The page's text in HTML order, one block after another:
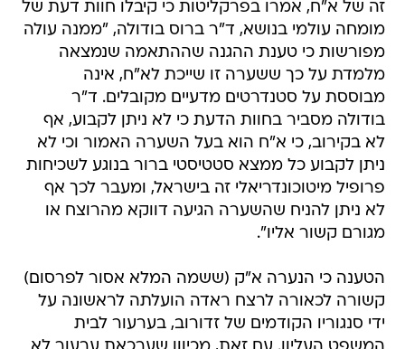
זה של א"ח, אמרו בפרקליטות כי קיבלו חוות דעת של
מומחה עולמי בנושא, ד"ר ברוס בודולה, "ממנה עולה
מפורשות כי טענת ההגנה שההתאמה שנמצאה
מלמדת על כך ששערה זו שייכת לא"ח, אינה
מבוססת על סטנדרטים מדעיים מקובלים. ד"ר
בודולה מסביר בחוות הדעת כי לא ניתן לקבוע, אף
לא בקירוב, כי א"ח הוא בעל השערה האמור וכי לא
ניתן לקבוע כל ממצא סטטיסטי ברור בנוגע לשכיחות
פרופיל מיטוכונדריאלי זה בישראל, ומעבר לכך אף
לא ניתן להניח שהשערה הגיעה דווקא מהרוצח או
מגורם קשור אליו".
הטענה כי הנערה א"ק (ששמה המלא אסור לפרסום)
קשורה לכאורה לרצח ראדה הועלתה לראשונה על
ידי סנגוריו הקודמים של זדורוב, בערעור לבית